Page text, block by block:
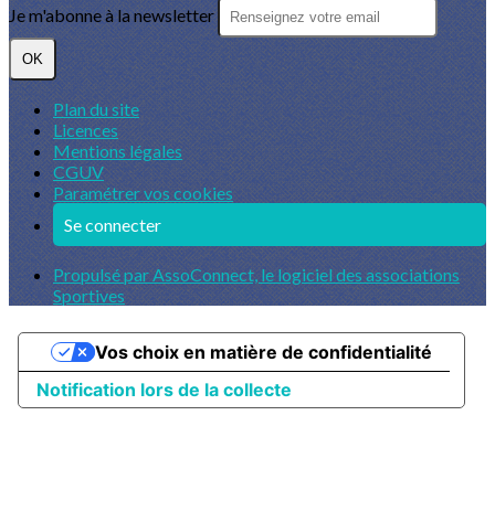
Je m'abonne à la newsletter
OK
Plan du site
Licences
Mentions légales
CGUV
Paramétrer vos cookies
Se connecter
Propulsé par AssoConnect, le logiciel des associations
Sportives
Notification lors de la collecte
Vos choix en matière de confidentialité